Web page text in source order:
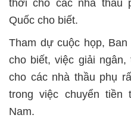
thời cho các nhà thầu
Quốc cho biết.
Tham dự cuộc họp,
cho biết, việc giải ngân,
cho các nhà thầu phụ
trong việc chuyển tiền
Nam.